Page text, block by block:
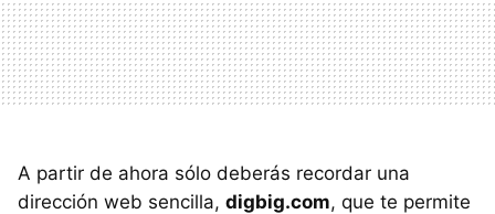
A partir de ahora sólo deberás recordar una
dirección web sencilla, digbig.com, que te permite